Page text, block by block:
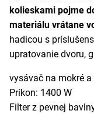
kolieskami pojme
materiálu vrátane
hadicou s
upratovanie dvoru,
vysávač na mokré
Príkon: 1400 W
Filter z pevnej